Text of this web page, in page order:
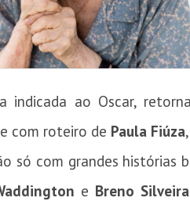
indicada ao Oscar,
e com roteiro de Paula Fiúza
com grandes histórias
e Breno